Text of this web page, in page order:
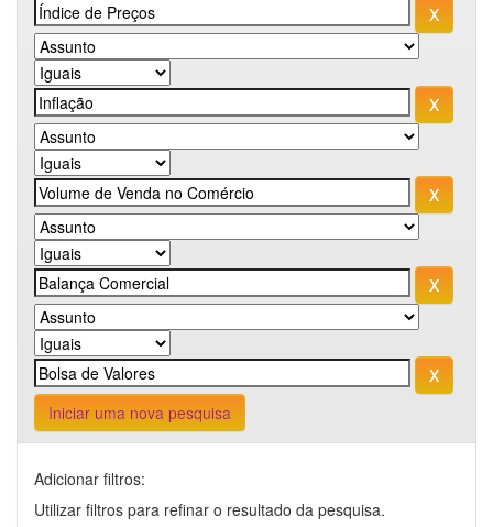
Iniciar uma nova pesquisa
Adicionar filtros:
Utilizar filtros para refinar o resultado da pesquisa.